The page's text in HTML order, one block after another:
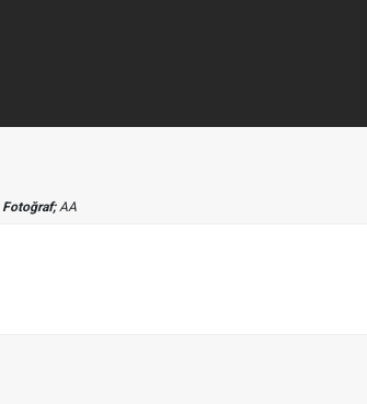
Fotoğraf;AA